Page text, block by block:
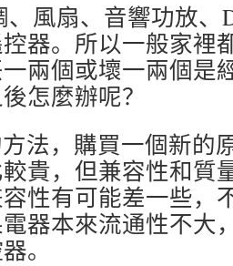
、風扇、音響功放、
器。所以一般家裡
兩個或壞一兩個是
怎麼辦呢？
法，購買一個新的
貴，但兼容性和質
性有可能差一些，
器本來流通性不大
。